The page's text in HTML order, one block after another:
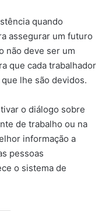
quando
assegurar um futuro
não deve ser um
que cada trabalhador
lhe são devidos.
o diálogo sobre
de trabalho ou na
informação a
pessoas
o sistema de